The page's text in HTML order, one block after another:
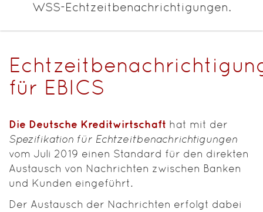
WSS-Echtzeitbenachrichtigungen.
für EBICS
Die Deutsche Kreditwirtschaft hat mit der
Spezifikation für Echtzeitbenachrichtigungen
vom Juli 2019 einen Standard für den direkten
Austausch von Nachrichten zwischen Banken
und Kunden eingeführt.
Der Austausch der Nachrichten erfolgt dabei